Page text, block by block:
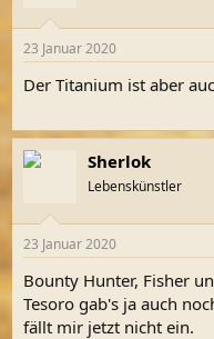
23 Januar 2020
Der Titanium ist aber
Sherlok
Lebenskünstler
23 Januar 2020
Bounty Hunter, Fisher
Tesoro gab's ja auch
fällt mir jetzt nicht ein.